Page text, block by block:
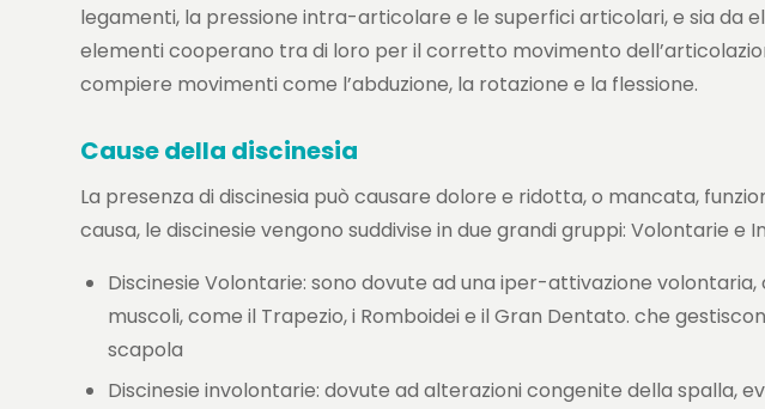
legamenti, la pressione intra-articolare e le superfici articolari, e sia da
elementi cooperano tra di loro per il corretto movimento
compiere movimenti come l’abduzione, la rotazione e la flessione.
Cause della discinesia
La presenza di discinesia può causare dolore e ridotta, o mancata,
causa, le discinesie vengono suddivise in due grandi gruppi: Volontarie e
Discinesie Volontarie: sono dovute ad una iper-attivazione
muscoli, come il Trapezio, i Romboidei e il Gran Dentato. che
scapola
Discinesie involontarie: dovute ad alterazioni congenite della spalla,